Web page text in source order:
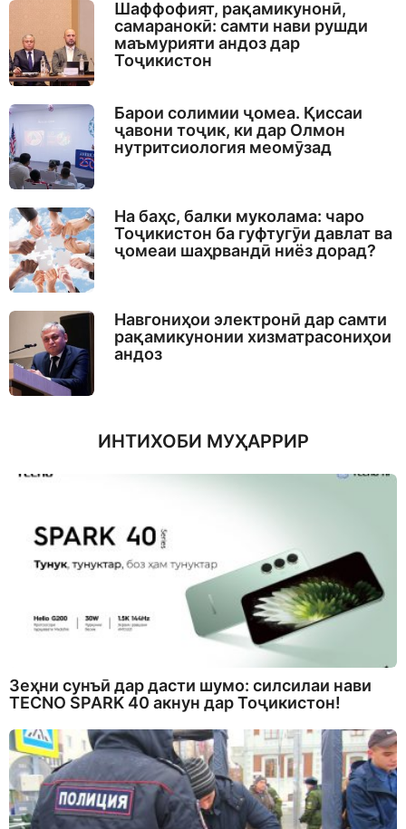
Шаффофият, рақамикунонӣ,
самаранокӣ: самти нави рушди
маъмурияти андоз дар
Тоҷикистон
Барои солимии ҷомеа. Қиссаи
ҷавони тоҷик, ки дар Олмон
нутритсиология меомӯзад
На баҳс, балки муколама: чаро
Тоҷикистон ба гуфтугӯи давлат ва
ҷомеаи шаҳрвандӣ ниёз дорад?
Навгониҳои электронӣ дар самти
рақамикунонии хизматрасониҳои
андоз
ИНТИХОБИ МУҲАРРИР
Зеҳни сунъӣ дар дасти шумо: силсилаи нави
TECNO SPARK 40 акнун дар Тоҷикистон!